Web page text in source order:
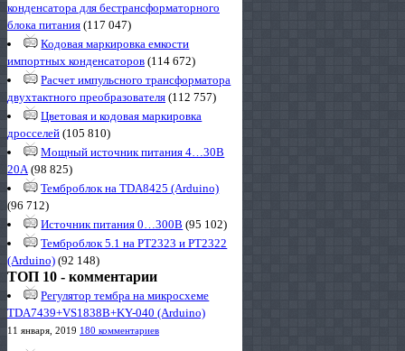
конденсатора для бестрансформаторного
блока питания (117 047)
Кодовая маркировка емкости
импортных конденсаторов (114 672)
Расчет импульсного трансформатора
двухтактного преобразователя (112 757)
Цветовая и кодовая маркировка
дросселей (105 810)
Мощный источник питания 4…30В
20А(98 825)
Темброблок на TDA8425 (Arduino)
(96 712)
Источник питания 0…300В (95 102)
Темброблок 5.1 на PT2323 и PT2322
(Arduino) (92 148)
ТОП 10 - комментарии
Регулятор тембра на микросхеме
TDA7439+VS1838B+KY-040 (Arduino)
11 января, 2019 180 комментариев